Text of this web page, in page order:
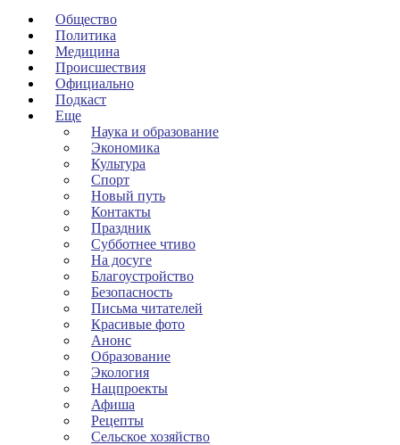
Общество
Политика
Медицина
Происшествия
Официально
Подкаст
Еще
Наука и образование
Экономика
Культура
Спорт
Новый путь
Контакты
Праздник
Субботнее чтиво
На досуге
Благоустройство
Безопасность
Письма читателей
Красивые фото
Анонс
Образование
Экология
Нацпроекты
Афиша
Рецепты
Сельское хозяйство